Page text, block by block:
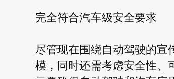
完全符合汽车级安全要求
尽管现在围绕自动驾驶的宣
模，同时还需考虑安全性、